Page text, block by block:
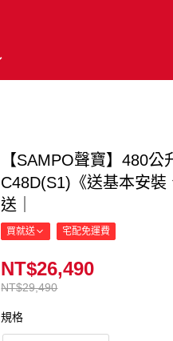
【SAMPO聲寶】480
C48D(S1)《送基本安
送｜
買就送 宅配免運費
NT$29,490
NT$26,490
規格